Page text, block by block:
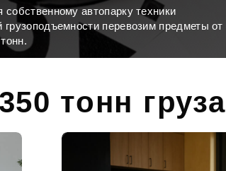
собственному автопарку техники
грузоподъемности перевозим предметы от
тонн груза